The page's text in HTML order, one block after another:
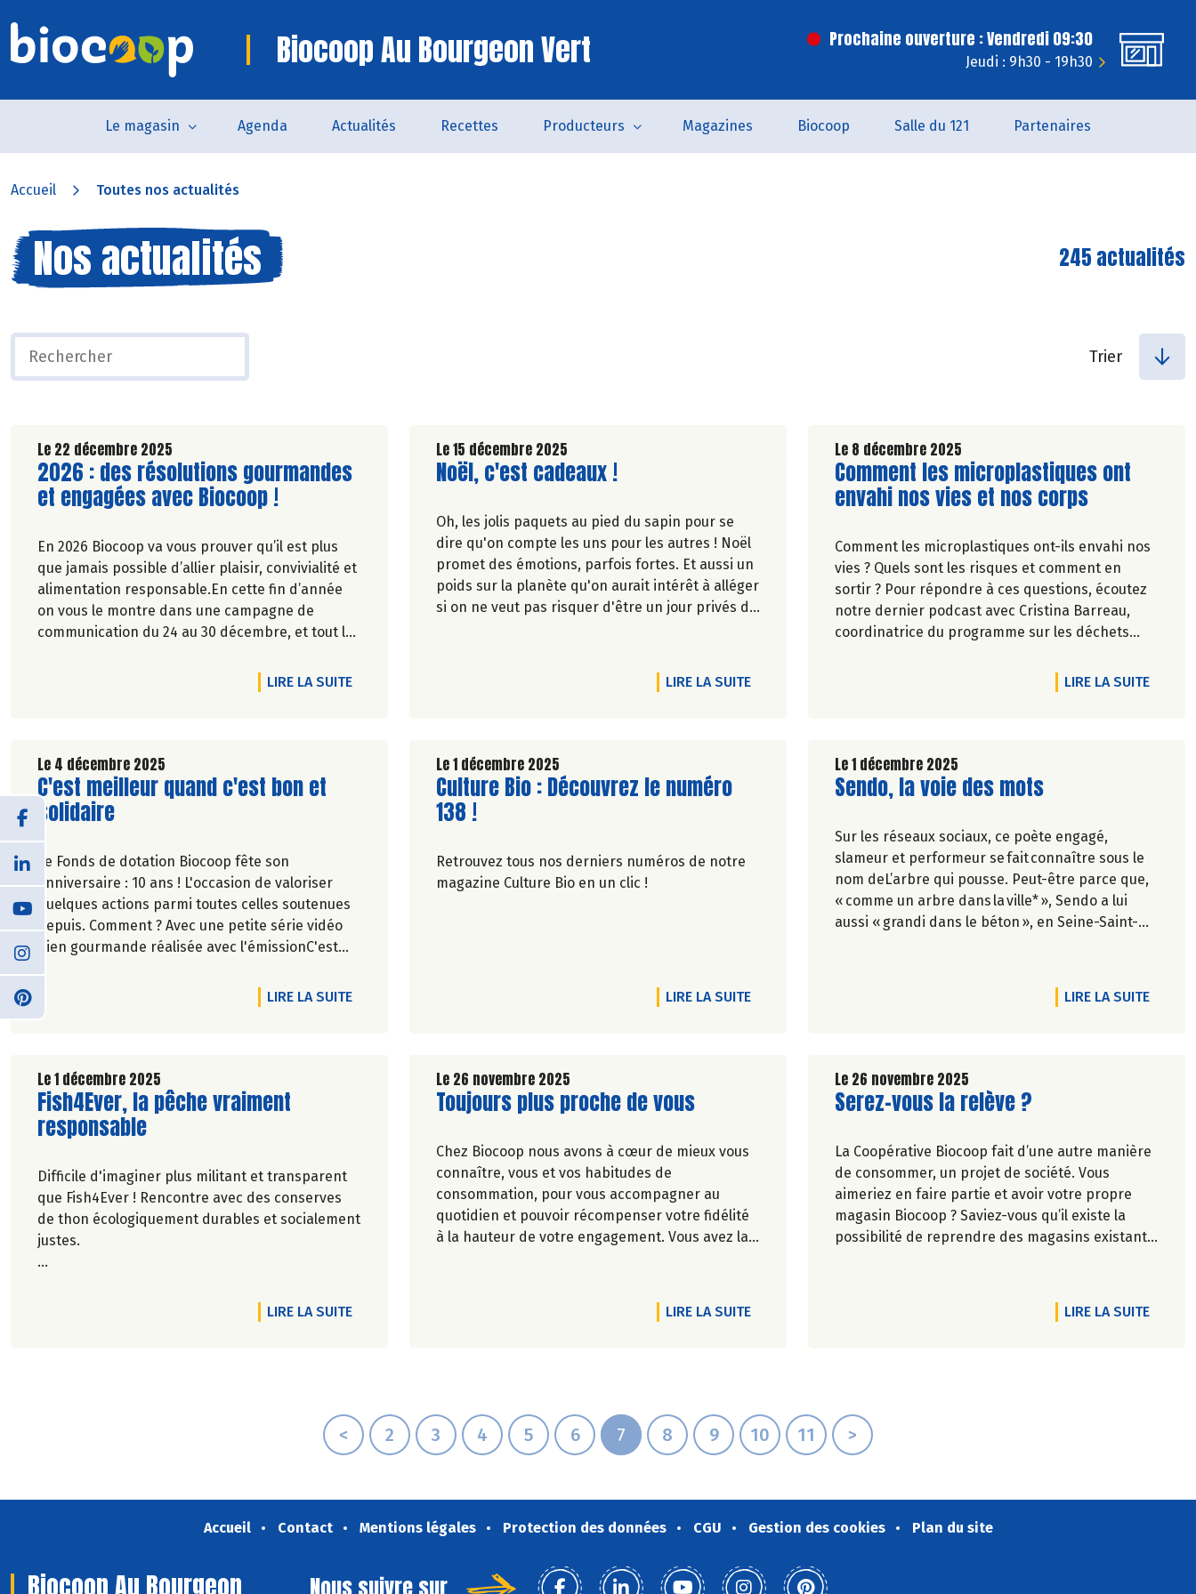
Biocoop Au Bourgeon Vert Prochaine ouverture : Vendredi 09:30
Jeudi : 9h30 - 19h30
Le magasin Agenda Actualités Recettes Producteurs Magazines Biocoop Salle du 121 Partenaires
Accueil Toutes nos actualités
Nos actualités 245 actualités
Trier
Le 22 décembre 2025
Lire la suite de l'article
2026 : des résolutions gourmandes
et engagées avec Biocoop !
En 2026 Biocoop va vous prouver qu’il est plus
que jamais possible d’allier plaisir, convivialité et
alimentation responsable.En cette fin d’année
on vous le montre dans une campagne de
communication du 24 au 30 décembre, et tout le
LIRE LA SUITEDE L'ARTICLE 2026 : DES RÉSOLUTIONS GOURMANDES ET ENGAGÉES AVEC BIOCOOP !
Le 15 décembre 2025
Lire la suite de l'article
Noël, c'est cadeaux !
Oh, les jolis paquets au pied du sapin pour se
dire qu'on compte les uns pour les autres ! Noël
promet des émotions, parfois fortes. Et aussi un
poids sur la planète qu'on aurait intérêt à alléger
si on ne veut pas risquer d'être un jour privés de
LIRE LA SUITEDE L'ARTICLE NOËL, C'EST CADEAUX !
Le 8 décembre 2025
Lire la suite de l'article
Comment les microplastiques ont
envahi nos vies et nos corps
Comment les microplastiques ont-ils envahi nos
vies ? Quels sont les risques et comment en
sortir ? Pour répondre à ces questions, écoutez
notre dernier podcast avec Cristina Barreau,
coordinatrice du programme sur les déchets
Ronan Lafrogne, directeur qualité & RSE
(responsabilité sociétale des entreprises) de
LIRE LA SUITEDE
Le 4 décembre 2025
Lire la suite de l'article
C'est meilleur quand c'est bon et
solidaire
Le Fonds de dotation Biocoop fête son
anniversaire : 10 ans ! L'occasion de valoriser
quelques actions parmi toutes celles soutenues
depuis. Comment ? Avec une petite série vidéo
bien gourmande réalisée avec l'émissionC'est
Pascale Solana.
LIRE LA SUITEDE L'ARTICLE C'EST MEILLEUR QUAND C'EST BON ET SOLIDAIRE
Le 1 décembre 2025
Lire la suite de l'article
Culture Bio : Découvrez le numéro
138 !
Retrouvez tous nos derniers numéros de notre
magazine Culture Bio en un clic !
LIRE LA SUITEDE L'ARTICLE CULTURE BIO : DÉCOUVREZ LE NUMÉRO 138 !
Le 1 décembre 2025
Lire la suite de l'article
Sendo, la voie des mots
Sur les réseaux sociaux, ce poète engagé,
slameur et performeur se fait connaître sous le
nom deL’arbre qui pousse. Peut-être parce que,
« comme un arbre dans la ville* », Sendo a lui
aussi « grandi dans le béton », en Seine-Saint-
véritablement populaire. Faisant rimer poétique
LIRE LA SUITEDE
Le 1 décembre 2025
Lire la suite de l'article
Fish4Ever, la pêche vraiment
responsable
Difficile d'imaginer plus militant et transparent
que Fish4Ever ! Rencontre avec des conserves
de thon écologiquement durables et socialement
justes.
LIRE LA SUITEDE L'ARTICLE FISH4EVER, LA PÊCHE VRAIMENT RESPONSABLE
Le 26 novembre 2025
Lire la suite de l'article
Toujours plus proche de vous
Chez Biocoop nous avons à cœur de mieux vous
connaître, vous et vos habitudes de
consommation, pour vous accompagner au
quotidien et pouvoir récompenser votre fidélité
à la hauteur de votre engagement. Vous avez la
LIRE LA SUITEDE L'ARTICLE TOUJOURS PLUS PROCHE DE VOUS
Le 26 novembre 2025
Lire la suite de l'article
Serez-vous la relève ?
La Coopérative Biocoop fait d’une autre manière
de consommer, un projet de société. Vous
aimeriez en faire partie et avoir votre propre
magasin Biocoop ? Saviez-vous qu’il existe la
possibilité de reprendre des magasins existants
LIRE LA SUITEDE
< 2 3 4 5 6 7 8 9 10 11 >
Accueil Contact Mentions légales Protection des données CGU Gestion des cookies Plan du site
Biocoop Au Bourgeon